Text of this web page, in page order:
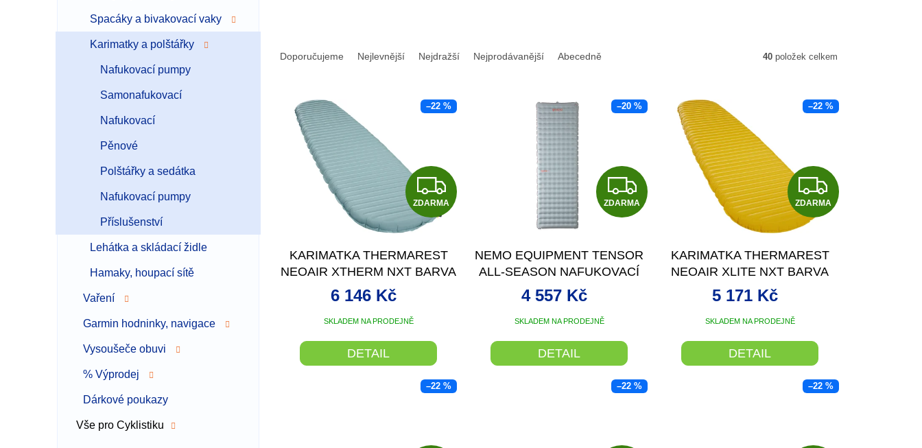
Spacáky a bivakovací vaky
Karimatky a polštářky
Nafukovací pumpy
Samonafukovací
Nafukovací
Pěnové
Polštářky a sedátka
Nafukovací pumpy
Příslušenství
Lehátka a skládací židle
Hamaky, houpací sítě
Vaření
Garmin hodninky, navigace
Vysoušeče obuvi
% Výprodej
Dárkové poukazy
Vše pro Cyklistiku
Doporučujeme Nejlevnější Nejdražší Nejprodávanější Abecedně 40 položek celkem
Z
D
A
R
ZDARMA
–22 %
KARIMATKA THERMAREST
NEOAIR XTHERM NXT BARVA
NEPTUNE VELIKOST
REGULAR
SKLADEM NA PRODEJNĚ
6 146 Kč
DETAIL
Z
D
A
R
ZDARMA
–20 %
NEMO EQUIPMENT TENSOR
ALL-SEASON NAFUKOVACÍ
KARIMATKA
SKLADEM NA PRODEJNĚ
4 557 Kč
DETAIL
Z
D
A
R
ZDARMA
–22 %
KARIMATKA THERMAREST
NEOAIR XLITE NXT BARVA
SOLAR FLARE VELIKOST
REGULAR
SKLADEM NA PRODEJNĚ
5 171 Kč
DETAIL
–22 % –22 % –22 %